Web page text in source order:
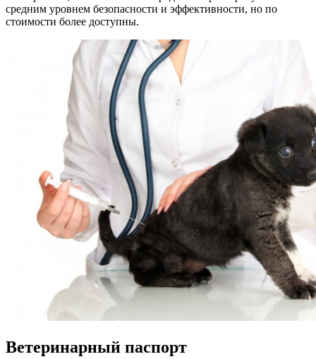
средним уровнем безопасности и эффективности, но по
стоимости более доступны.
Ветеринарный паспорт